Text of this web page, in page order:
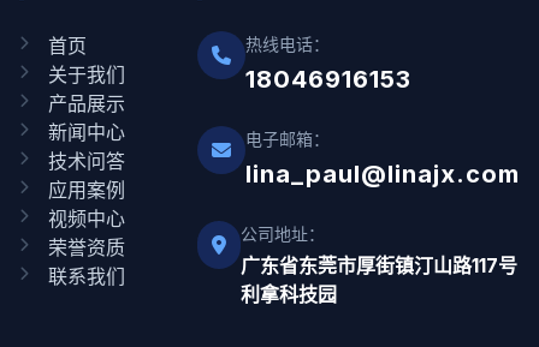
首页
关于我们
产品展示
新闻中心
技术问答
应用案例
视频中心
荣誉资质
联系我们
热线电话：
18046916153
电子邮箱：
lina_paul@linajx.com
公司地址：
广东省东莞市厚街镇汀山路117号
利拿科技园